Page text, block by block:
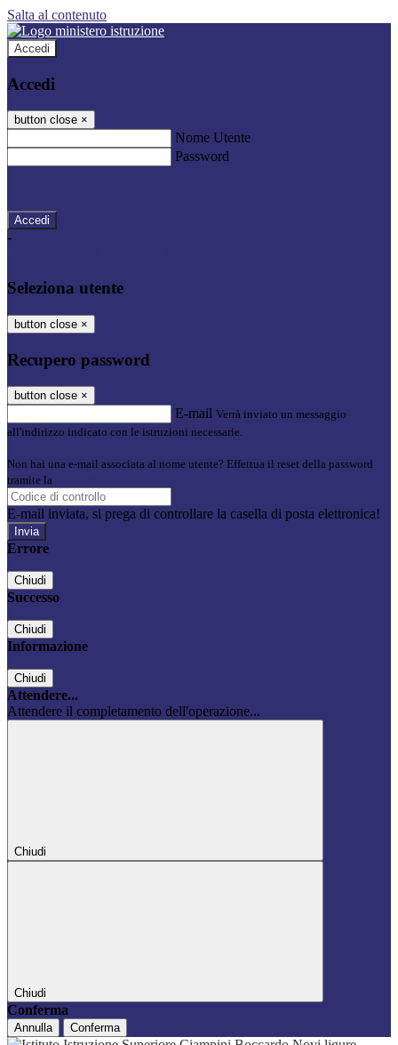
Salta al contenuto
Accedi
Accedi
button close ×
Nome Utente
Password
-
Seleziona utente
button close ×
Recupero password
button close ×
E-mail Verrà inviato un messaggio
all'indirizzo indicato con le istruzioni necessarie.
Non hai una e-mail associata al nome utente? Effettua il reset della password
tramite la
E-mail inviata, si prega di controllare la casella di posta elettronica!
Errore
Chiudi
Successo
Chiudi
Informazione
Chiudi
Attendere...
Attendere il completamento dell'operazione...
Chiudi
Chiudi
Conferma
Annulla Conferma